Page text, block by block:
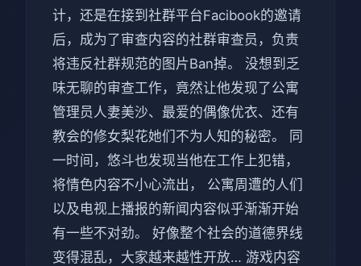
计，还是在接到社群平台Facibook的邀请
后，成为了审查内容的社群审查员，负责
将违反社群规范的图片Ban掉。 没想到乏
味无聊的审查工作，竟然让他发现了公寓
管理员人妻美沙、最爱的偶像优衣、还有
教会的修女梨花她们不为人知的秘密。 同
一时间，悠斗也发现当他在工作上犯错，
将情色内容不小心流出， 公寓周遭的人们
以及电视上播报的新闻内容似乎渐渐开始
有一些不对劲。 好像整个社会的道德界线
变得混乱，大家越来越性开放… 游戏内容